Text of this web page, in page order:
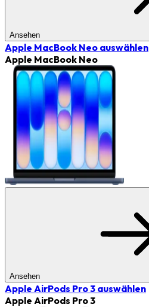
Ansehen
Apple MacBook Neo auswählen
Apple MacBook Neo
Ansehen
Apple AirPods Pro 3 auswählen
Apple AirPods Pro 3